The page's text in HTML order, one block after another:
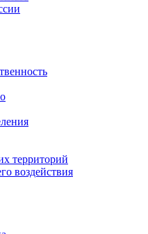
территорий
воздействия